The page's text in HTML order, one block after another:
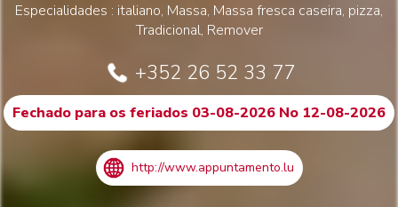
Especialidades : italiano, Massa, Massa fresca caseira, pizza,
Tradicional, Remover
+352 26 52 33 77
Fechado para os feriados 03-08-2026 No 12-08-2026
http://www.appuntamento.lu